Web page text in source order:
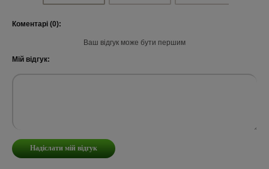
Коментарі (0):
Ваш відгук може бути першим
Мій відгук: